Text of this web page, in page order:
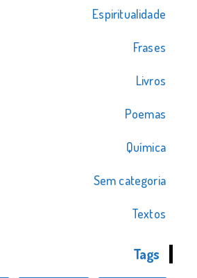
Espiritualidade
Frases
Livros
Poemas
Química
Sem categoria
Textos
Tags